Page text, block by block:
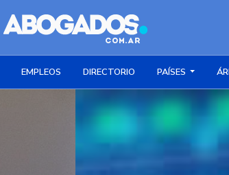
EMPLEOS DIRECTORIO PAÍSES